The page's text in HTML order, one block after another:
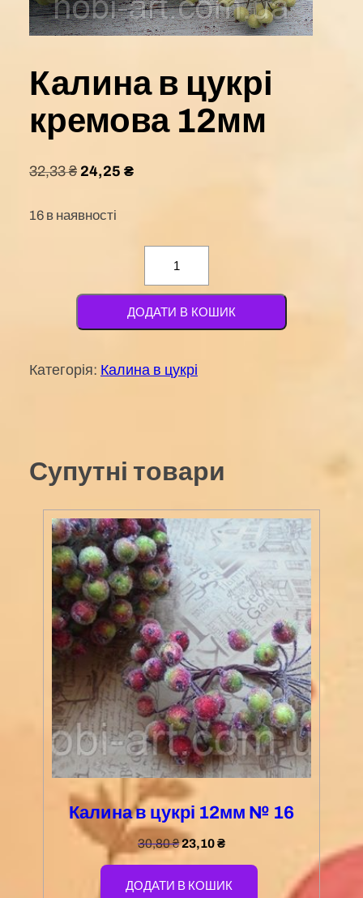
Калина в цукрі
кремова 12мм
32,33₴ 24,25 ₴
16 в наявності
в
цукрі
кремова
кількість
ДОДАТИ В КОШИК
Категорія: Калина в цукрі
Супутні товари
Калина в цукрі 12мм № 16
30,80₴23,10₴
ДОДАТИ В КОШИК